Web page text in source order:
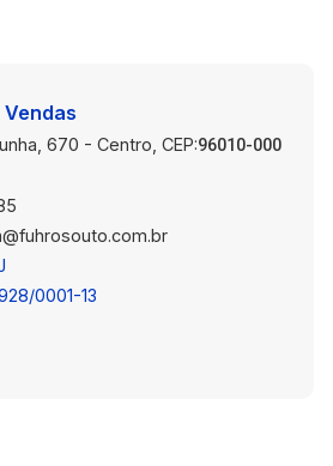
Vendas
670 - Centro, CEP:96010-000
0001-13